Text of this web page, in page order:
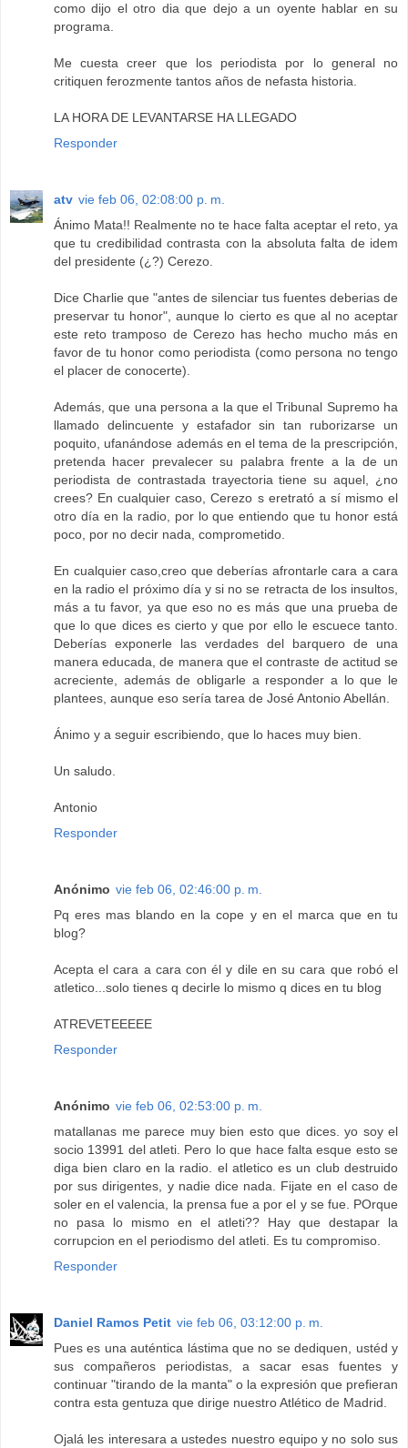
como dijo el otro dia que dejo a un oyente hablar en su
programa.
Me cuesta creer que los periodista por lo general no
critiquen ferozmente tantos años de nefasta historia.
LA HORA DE LEVANTARSE HA LLEGADO
Responder
atv vie feb 06, 02:08:00 p. m.
Ánimo Mata!! Realmente no te hace falta aceptar el reto, ya
que tu credibilidad contrasta con la absoluta falta de idem
del presidente (¿?) Cerezo.
Dice Charlie que "antes de silenciar tus fuentes deberias de
preservar tu honor", aunque lo cierto es que al no aceptar
este reto tramposo de Cerezo has hecho mucho más en
favor de tu honor como periodista (como persona no tengo
el placer de conocerte).
Además, que una persona a la que el Tribunal Supremo ha
llamado delincuente y estafador sin tan ruborizarse un
poquito, ufanándose además en el tema de la prescripción,
pretenda hacer prevalecer su palabra frente a la de un
periodista de contrastada trayectoria tiene su aquel, ¿no
crees? En cualquier caso, Cerezo s eretrató a sí mismo el
otro día en la radio, por lo que entiendo que tu honor está
poco, por no decir nada, comprometido.
En cualquier caso,creo que deberías afrontarle cara a cara
en la radio el próximo día y si no se retracta de los insultos,
más a tu favor, ya que eso no es más que una prueba de
que lo que dices es cierto y que por ello le escuece tanto.
Deberías exponerle las verdades del barquero de una
manera educada, de manera que el contraste de actitud se
acreciente, además de obligarle a responder a lo que le
plantees, aunque eso sería tarea de José Antonio Abellán.
Ánimo y a seguir escribiendo, que lo haces muy bien.
Un saludo.
Antonio
Responder
Anónimo vie feb 06, 02:46:00 p. m.
Pq eres mas blando en la cope y en el marca que en tu
blog?
Acepta el cara a cara con él y dile en su cara que robó el
atletico...solo tienes q decirle lo mismo q dices en tu blog
ATREVETEEEEE
Responder
Anónimo vie feb 06, 02:53:00 p. m.
matallanas me parece muy bien esto que dices. yo soy el
socio 13991 del atleti. Pero lo que hace falta esque esto se
diga bien claro en la radio. el atletico es un club destruido
por sus dirigentes, y nadie dice nada. Fijate en el caso de
soler en el valencia, la prensa fue a por el y se fue. POrque
no pasa lo mismo en el atleti?? Hay que destapar la
corrupcion en el periodismo del atleti. Es tu compromiso.
Responder
Daniel Ramos Petit vie feb 06, 03:12:00 p. m.
Pues es una auténtica lástima que no se dediquen, ustéd y
sus compañeros periodistas, a sacar esas fuentes y
continuar "tirando de la manta" o la expresión que prefieran
contra esta gentuza que dirige nuestro Atlético de Madrid.
Ojalá les interesara a ustedes nuestro equipo y no solo sus